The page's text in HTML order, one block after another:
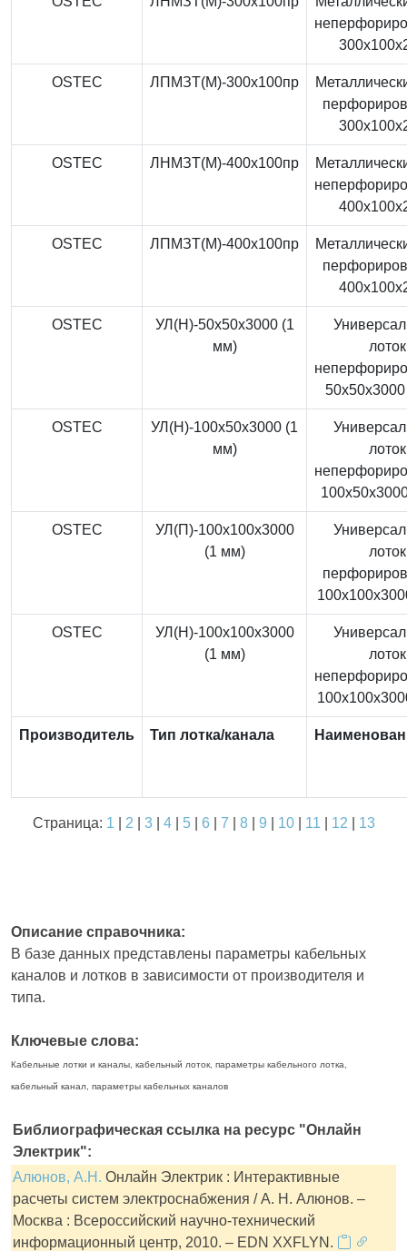
OSTEC ЛПМЗТ(М)-300x100пр
OSTEC ЛНМЗТ(М)-400x100пр
OSTEC ЛПМЗТ(М)-400x100пр
OSTEC
УЛ(Н)-50x50x3000 (1
мм)
лоток
OSTEC
УЛ(Н)-100x50x3000 (1
мм)
лоток
OSTEC
УЛ(П)-100x100x3000
(1 мм)
лоток
OSTEC
УЛ(Н)-100x100x3000
(1 мм)
лоток
Производитель Тип лотка/канала
Страница: 1 2 3| 4| 5| 6 7 8| 9 10| 11 12 13
Описание справочника:
В базе данных представлены параметры кабельных
каналов и лотков в зависимости от производителя и
типа.
Ключевые слова:
Кабельные лотки и каналы, кабельный лоток, параметры кабельного лотка,
кабельный канал, параметры кабельных каналов
Библиографическая ссылка на ресурс "Онлайн
Электрик":
Алюнов, А.Н. Онлайн Электрик : Интерактивные
расчеты систем электроснабжения / А. Н. Алюнов. –
Москва : Всероссийский научно-технический
информационный центр, 2010. – EDN XXFLYN.